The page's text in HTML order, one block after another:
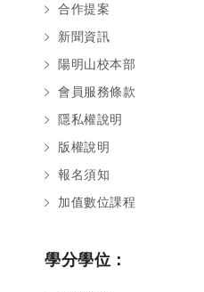
合作提案
新聞資訊
陽明山校本部
會員服務條款
隱私權說明
版權說明
報名須知
加值數位課程
學分學位：